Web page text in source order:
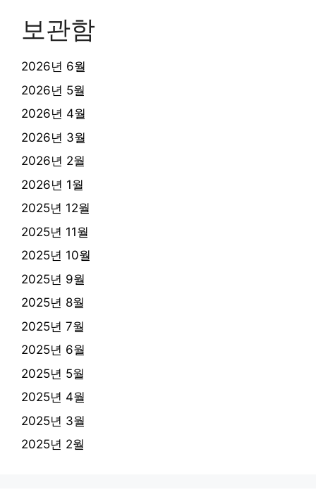
보관함
2026년 6월
2026년 5월
2026년 4월
2026년 3월
2026년 2월
2026년 1월
2025년 12월
2025년 11월
2025년 10월
2025년 9월
2025년 8월
2025년 7월
2025년 6월
2025년 5월
2025년 4월
2025년 3월
2025년 2월